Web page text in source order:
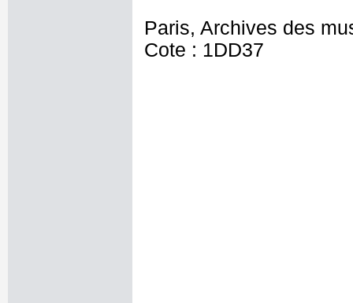
Paris, Archives des
Cote : 1DD37